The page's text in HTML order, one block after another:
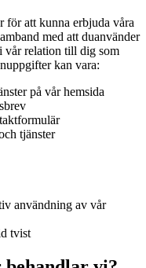
för att kunna erbjuda våra
med att duanvänder
vår relation till dig som
kan vara:
på vår hemsida
tjänster
användning av vår
tvist